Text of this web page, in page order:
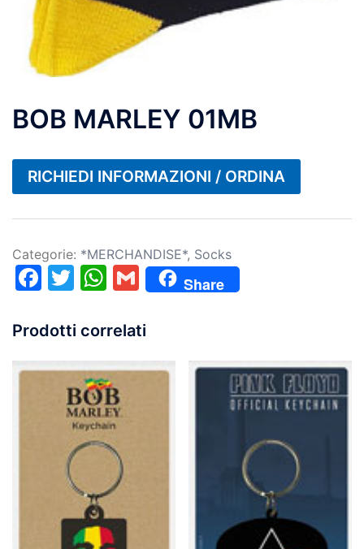
BOB MARLEY 01MB
RICHIEDI INFORMAZIONI / ORDINA
Categorie: *MERCHANDISE*, Socks
Facebook
Twitter
WhatsApp
Gmail
Share
Prodotti correlati